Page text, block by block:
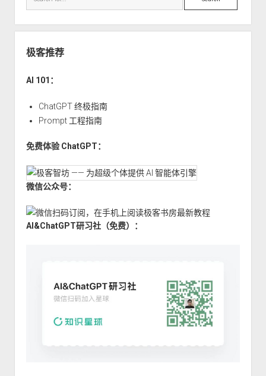
指
门
与
极客推荐
AI 101：
ChatGPT 终极指南
Prompt 工程指南
免费体验 ChatGPT：
微信公众号：
AI&ChatGPT研习社（免费）：